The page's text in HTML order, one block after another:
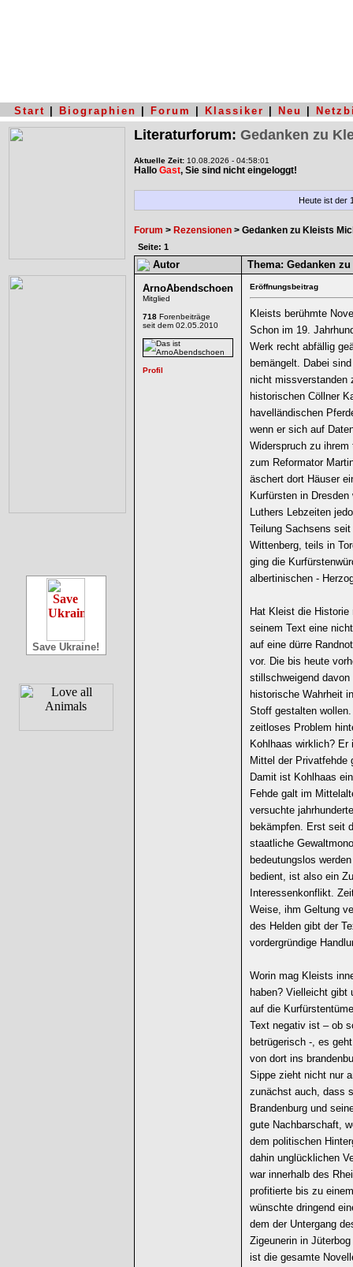
Start Biographien Forum Klassiker Neu
Save Ukraine!
Literaturforum: Gedanken zu
Aktuelle Zeit: 10.08.2026 - 04:58:01
Hallo Gast, Sie sind nicht eingeloggt!
Heute ist der
Forum > Rezensionen > Gedanken zu Kleists
Seite: 1
Autor Thema: Gedanken
ArnoAbendschoen
Mitglied
718 Forenbeiträge
seit dem 02.05.2010
Eröffnungsbeitrag
Kleists berühmte
Schon im 19.
Werk recht abfällig
bemängelt. Dabei
nicht missverstanden
historischen Cöllner
havelländischen
wenn er sich auf
Widerspruch zu
zum Reformator
äschert dort Häuser
Kurfürsten in
Luthers Lebzeiten
Teilung Sachsens
Wittenberg, teils in
ging die
albertinischen -
Hat Kleist die
seinem Text eine
auf eine dürre
vor. Die bis heute
stillschweigend
historische Wahrheit
Stoff gestalten
zeitloses Problem
Kohlhaas wirklich? Er
Mittel der
Damit ist Kohlhaas
Fehde galt im
versuchte
bekämpfen. Erst seit
staatliche
bedeutungslos
bedient, ist also ein
Interessenkonflikt.
Weise, ihm Geltung
des Helden gibt der
vordergründige
Worin mag Kleists
haben? Vielleicht gibt
auf die
Text negativ ist – ob
betrügerisch -, es
von dort ins
Sippe zieht nicht nur
zunächst auch, dass
Brandenburg und
gute Nachbarschaft,
dem politischen
dahin unglücklichen
war innerhalb des
profitierte bis zu
wünschte dringend
dem der Untergang
Zigeunerin in
ist die gesamte